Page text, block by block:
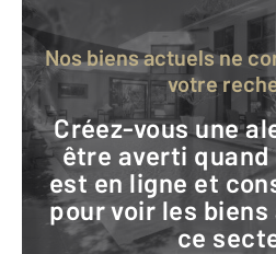
Nos biens actuels ne correspondent pas à
votre
Créez-vous une alerte mail pour
être averti quand
est en ligne et
pour voir les biens
ce